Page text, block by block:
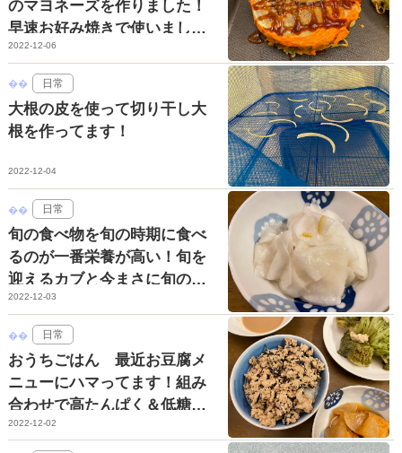
のマヨネーズを作りました！
早速お好み焼きで使いました
っ☆
2022-12-06
日常
大根の皮を使って切り干し大
根を作ってます！
2022-12-04
日常
旬の食べ物を旬の時期に食べ
るのが一番栄養が高い！旬を
迎えるカブと今まさに旬の柿
☆
2022-12-03
日常
おうちごはん 最近お豆腐メ
ニューにハマってます！組み
合わせで高たんぱく＆低糖質
☆
2022-12-02